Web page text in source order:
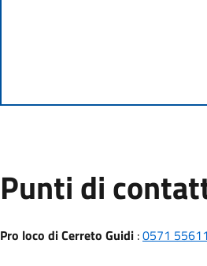
Punti di
Pro loco di Cerreto Guidi:0571 55611